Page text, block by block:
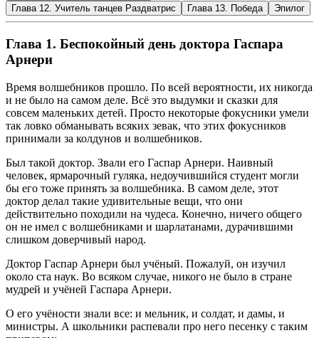
Глава 12. Учитель танцев Раздватрис
Глава 13. Победа Эпилог
Глава 1. Беспокойный день доктора Гаспара
Арнери
Время волшебников прошло. По всей вероятности, их никогда
и не было на самом деле. Всё это выдумки и сказки для
совсем маленьких детей. Просто некоторые фокусники умели
так ловко обманывать всяких зевак, что этих фокусников
принимали за колдунов и волшебников.
Был такой доктор. Звали его Гаспар Арнери. Наивный
человек, ярмарочный гуляка, недоучившийся студент могли
бы его тоже принять за волшебника. В самом деле, этот
доктор делал такие удивительные вещи, что они
действительно походили на чудеса. Конечно, ничего общего
он не имел с волшебниками и шарлатанами, дурачившими
слишком доверчивый народ.
Доктор Гаспар Арнери был учёный. Пожалуй, он изучил
около ста наук. Во всяком случае, никого не было в стране
мудрей и учёней Гаспара Арнери.
О его учёности знали все: и мельник, и солдат, и дамы, и
министры. А школьники распевали про него песенку с таким